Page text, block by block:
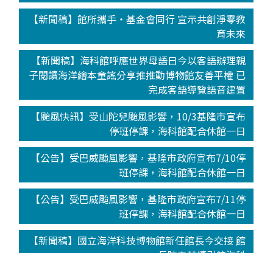
【新聞稿】館所攜手‧基金會同行 宣示共創淨零教
育未來
【新聞稿】海科館呼應世界母語日今以客語辦理親
子閱讀海洋繪本童謠分享推推動博物館友善平權 已
完成客語導覽語音建置
【颱風快訊】受山陀兒颱風影響，10/3基隆市宣布
停班停課，海科館配合休館一日
【公告】受巴威颱風影響，基隆市政府宣布7/10停
班停課，海科館配合休館一日
【公告】受巴威颱風影響，基隆市政府宣布7/11停
班停課，海科館配合休館一日
【新聞稿】國立海洋科技博物館新任館長今交接 館